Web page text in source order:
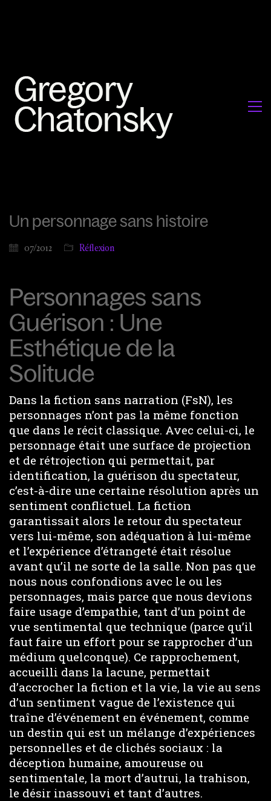
Un personnage sans histoire
07/2012 Réflexion
Personnages sans
Guérison : Une
Esthétique de la
Solitude
Dans la fiction sans narration (FsN), les
personnages n’ont pas la même fonction
que dans le récit classique. Avec celui-ci, le
personnage était une surface de projection
et de rétrojection qui permettait, par
identification, la guérison du spectateur,
c’est-à-dire une certaine résolution après un
sentiment conflictuel. La fiction
garantissait alors le retour du spectateur
vers lui-même, son adéquation à lui-même
et l’expérience d’étrangeté était résolue
avant qu’il ne sorte de la salle. Non pas que
nous nous confondions avec le ou les
personnages, mais parce que nous devions
faire usage d’empathie, tant d’un point de
vue sentimental que technique (parce qu’il
faut faire un effort pour se rapprocher d’un
médium quelconque). Ce rapprochement,
accueilli dans la lacune, permettait
d’accrocher la fiction et la vie, la vie au sens
d’un sentiment vague de l’existence qui
traîne d’événement en événement, comme
un destin qui est un mélange d’expériences
personnelles et de clichés sociaux : la
déception humaine, amoureuse ou
sentimentale, la mort d’autrui, la trahison,
le désir inassouvi et tant d’autres.